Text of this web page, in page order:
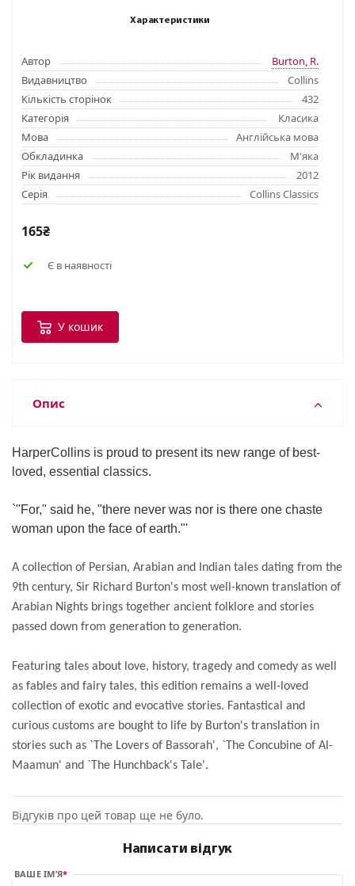
Характеристики
Автор
Burton, R.
Видавництво
Collins
Кількість сторінок
432
Категорія
Класика
Мова
Англійська мова
Обкладинка
М'яка
Рік видання
2012
Серія
Collins Classics
165₴
Є в наявності
У кошик
Опис
HarperCollins is proud to present its new range of best-
loved, essential classics.
`"For," said he, "there never was nor is there one chaste
woman upon the face of earth."'
A collection of Persian, Arabian and Indian tales dating from the
9th century, Sir Richard Burton's most well-known translation of
Arabian Nights brings together ancient folklore and stories
passed down from generation to generation.
Featuring tales about love, history, tragedy and comedy as well
as fables and fairy tales, this edition remains a well-loved
collection of exotic and evocative stories. Fantastical and
curious customs are bought to life by Burton's translation in
stories such as `The Lovers of Bassorah', `The Concubine of Al-
Maamun' and `The Hunchback's Tale'.
Відгуків про цей товар ще не було.
Написати відгук
ВАШЕ ІМ’Я